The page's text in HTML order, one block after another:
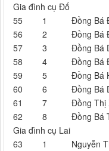
Gia đình cụ Đố
55
1
Đồng Bá
56
2
Đồng Bá
57
3
Đồng Bá
58
4
Đồng Bá
59
5
Đồng Bá
60
6
Đồng Bá
61
7
Đồng Thị
62
8
Đồng Bá
Gia đình cụ Lai
63
1
Nguyễn